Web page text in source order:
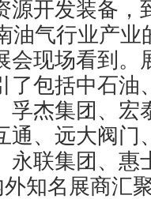
源开发装备，
油气行业产业
会现场看到。
了包括中石油
孚杰集团、宏
通、远大阀门
永联集团、惠
知名展商汇